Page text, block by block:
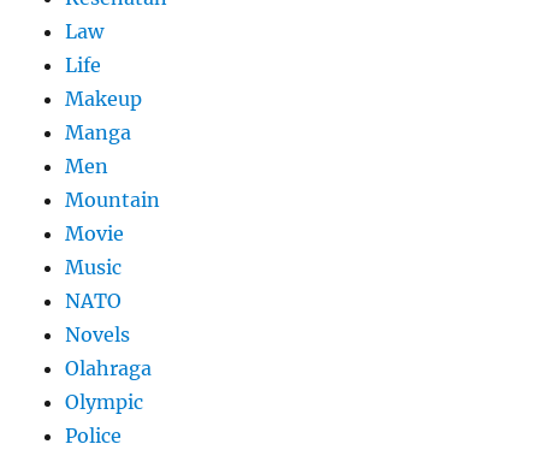
Law
Life
Makeup
Manga
Men
Mountain
Movie
Music
NATO
Novels
Olahraga
Olympic
Police